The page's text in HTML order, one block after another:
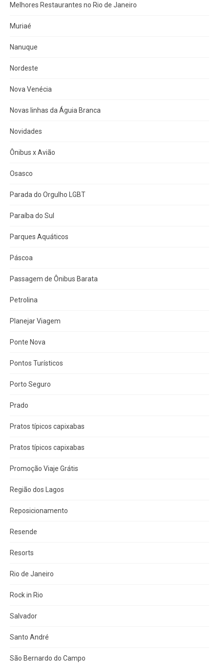
Melhores Restaurantes no Rio de Janeiro
Muriaé
Nanuque
Nordeste
Nova Venécia
Novas linhas da Águia Branca
Novidades
Ônibus x Avião
Osasco
Parada do Orgulho LGBT
Paraíba do Sul
Parques Aquáticos
Páscoa
Passagem de Ônibus Barata
Petrolina
Planejar Viagem
Ponte Nova
Pontos Turísticos
Porto Seguro
Prado
Pratos típicos capixabas
Pratos típicos capixabas
Promoção Viaje Grátis
Região dos Lagos
Reposicionamento
Resende
Resorts
Rio de Janeiro
Rock in Rio
Salvador
Santo André
São Bernardo do Campo